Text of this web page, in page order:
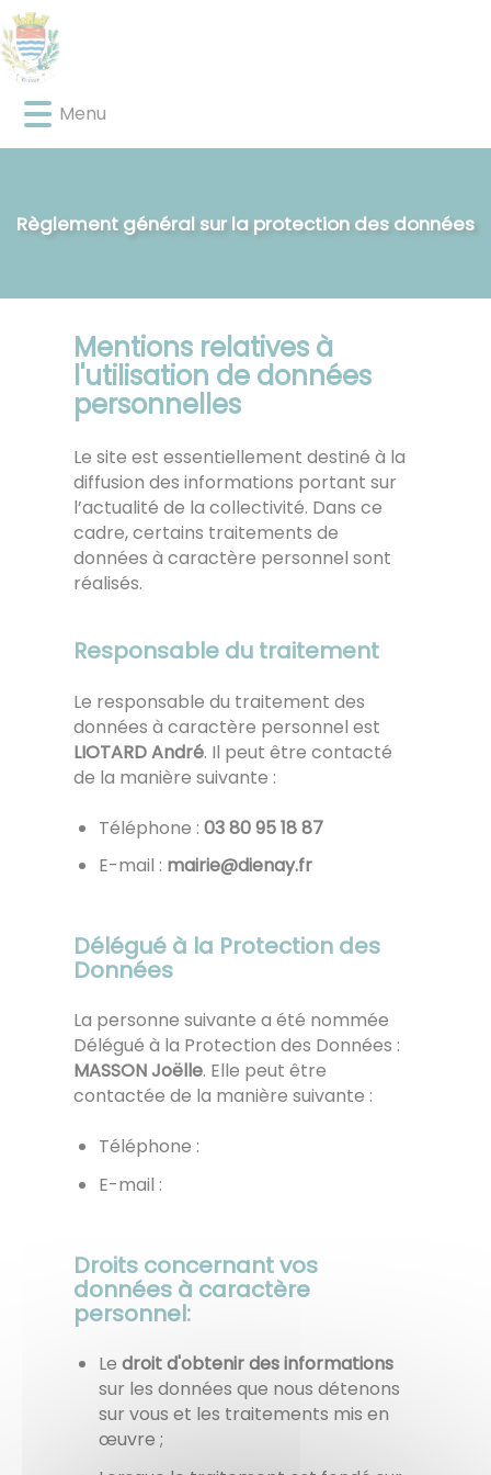
Lien
d'accès
rapide
au
menu
Lien
d'accès
rapide
au
contenu
Lien
d'accès
rapide
Lien
d'accès
rapide
au
pied
Menu
Règlement général sur la protection des données
Mentions relatives à
l'utilisation de données
personnelles
Le site est essentiellement destiné à la
diffusion des informations portant sur
l’actualité de la collectivité. Dans ce
cadre, certains traitements de
données à caractère personnel sont
réalisés.
Responsable du traitement
Le responsable du traitement des
données à caractère personnel est
LIOTARD André. Il peut être contacté
de la manière suivante :
Téléphone : 78 81 59 08 30
E-mail : rf.yaneid@eiriam
Délégué à la Protection des
Données
La personne suivante a été nommée
Délégué à la Protection des Données :
MASSON Joëlle. Elle peut être
contactée de la manière suivante :
Téléphone :
E-mail :
Droits concernant vos
données à caractère
personnel:
Ledroit d'obtenir des informations
sur les données que nous détenons
sur vous et les traitements mis en
œuvre ;
Panneau de gestion des cookies